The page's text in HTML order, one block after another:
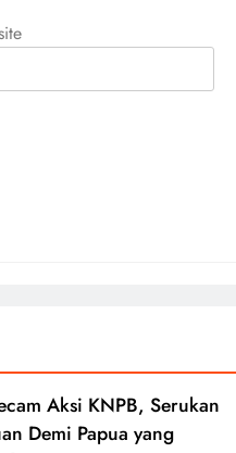
Aksi KNPB, Serukan
Demi Papua yang